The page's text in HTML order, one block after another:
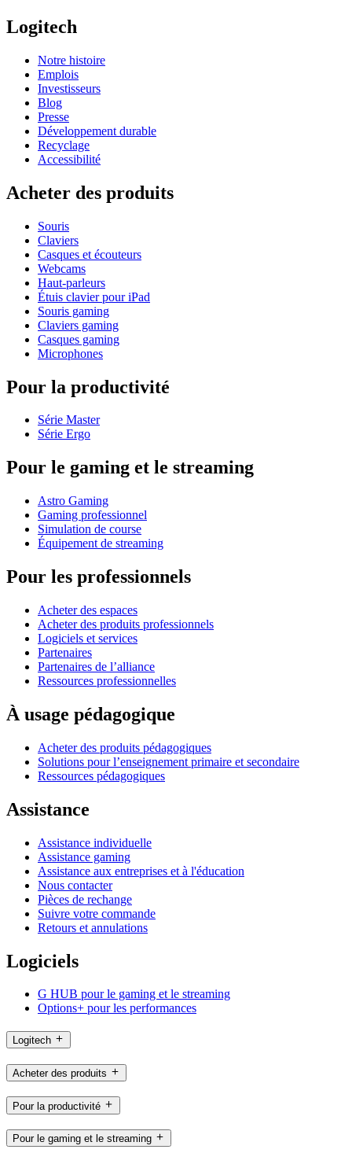
Logitech
Notre histoire
Emplois
Investisseurs
Blog
Presse
Développement durable
Recyclage
Accessibilité
Acheter des produits
Souris
Claviers
Casques et écouteurs
Webcams
Haut-parleurs
Étuis clavier pour iPad
Souris gaming
Claviers gaming
Casques gaming
Microphones
Pour la productivité
Série Master
Série Ergo
Pour le gaming et le streaming
Astro Gaming
Gaming professionnel
Simulation de course
Équipement de streaming
Pour les professionnels
Acheter des espaces
Acheter des produits professionnels
Logiciels et services
Partenaires
Partenaires de l’alliance
Ressources professionnelles
À usage pédagogique
Acheter des produits pédagogiques
Solutions pour l’enseignement primaire et secondaire
Ressources pédagogiques
Assistance
Assistance individuelle
Assistance gaming
Assistance aux entreprises et à l'éducation
Nous contacter
Pièces de rechange
Suivre votre commande
Retours et annulations
Logiciels
G HUB pour le gaming et le streaming
Options+ pour les performances
Logitech
Acheter des produits
Pour la productivité
Pour le gaming et le streaming